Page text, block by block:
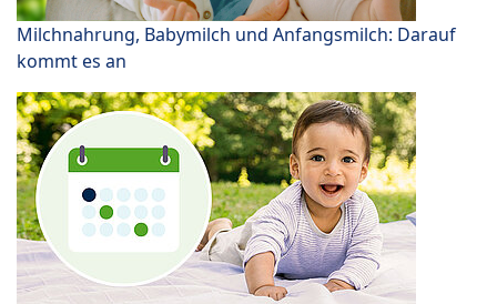
Milchnahrung, Babymilch und Anfangsmilch: Darauf
kommt es an